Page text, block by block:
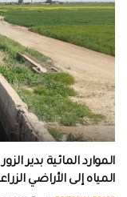
الموارد المائية بدير
المياه إلى الأراضي